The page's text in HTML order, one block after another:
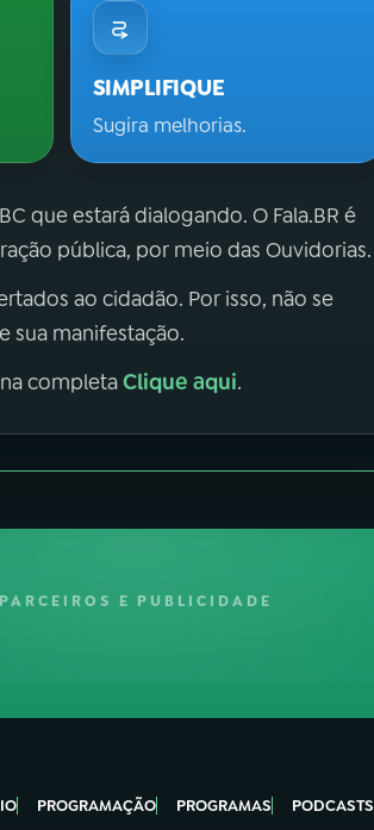
SIMPLIFIQUE
Sugira melhorias.
que estará dialogando. O Fala.BR é
pública, por meio das Ouvidorias.
ao cidadão. Por isso, não se
sua manifestação.
completaClique aqui.
PARCEIROS E PUBLICIDADE
PROGRAMAÇÃO PROGRAMAS PODCASTS